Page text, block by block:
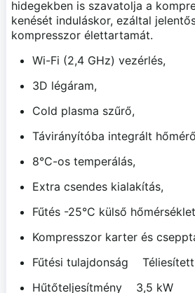
hidegekben is szavatolja a
kenését induláskor, ezáltal
kompresszor élettartamát.
Wi-Fi (2,4 GHz) vezérlés,
3D légáram,
Cold plasma szűrő,
Távirányítóba integrált
8°C-os temperálás,
Extra csendes kialakítás,
Fűtés -25°C külső
Kompresszor karter és
Fűtési tulajdonság Téliesített
Hűtőteljesítmény 3,5 kW